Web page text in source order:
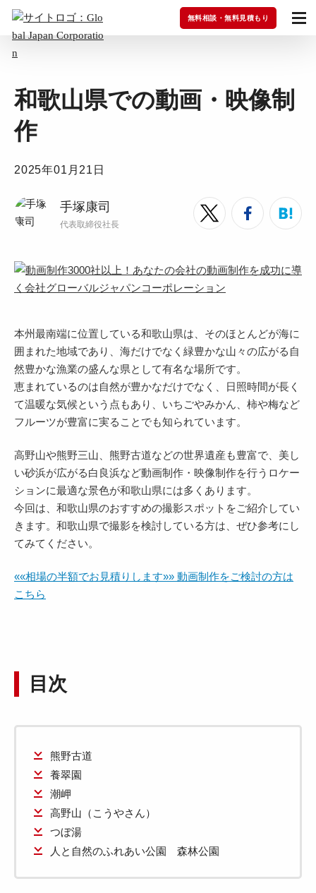
無料相談・無料見積もり
和歌山県での動画・映像制
作
2025年01月21日
手塚康司
代表取締役社長
本州最南端に位置している和歌山県は、そのほとんどが海に
囲まれた地域であり、海だけでなく緑豊かな山々の広がる自
然豊かな漁業の盛んな県として有名な場所です。
恵まれているのは自然が豊かなだけでなく、日照時間が長く
て温暖な気候という点もあり、いちごやみかん、柿や梅など
フルーツが豊富に実ることでも知られています。
高野山や熊野三山、熊野古道などの世界遺産も豊富で、美し
い砂浜が広がる白良浜など動画制作・映像制作を行うロケー
ションに最適な景色が和歌山県には多くあります。
今回は、和歌山県のおすすめの撮影スポットをご紹介してい
きます。和歌山県で撮影を検討している方は、ぜひ参考にし
てみてください。
««相場の半額でお見積りします»» 動画制作をご検討の方は
こちら
目次
熊野古道
養翠園
潮岬
高野山（こうやさん）
つぼ湯
人と自然のふれあい公園 森林公園